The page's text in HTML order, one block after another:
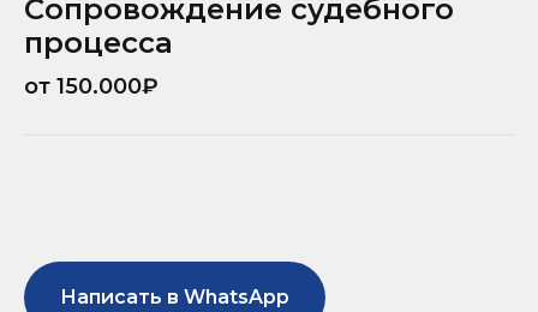
Сопровождение судебного
процесса
от 150.000₽
Написать в WhatsApp